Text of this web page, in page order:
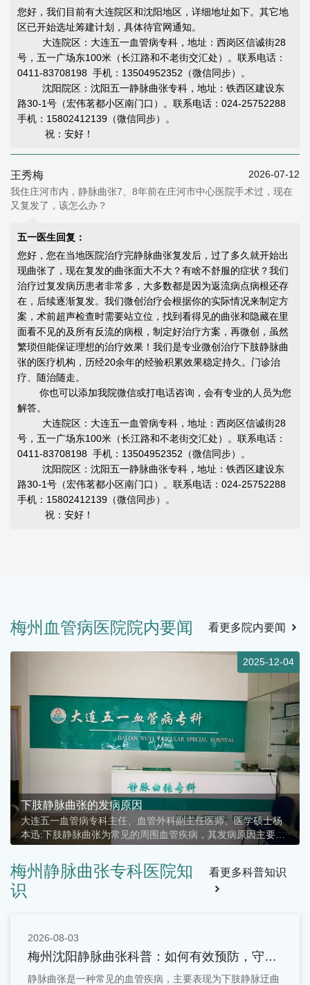
您好，我们目前有大连院区和沈阳地区，详细地址如下。其它地
区已开始选址筹建计划，具体待官网通知。
大连院区：大连五一血管病专科，地址：西岗区信诚街28
号，五一广场东100米（长江路和不老街交汇处）。联系电话：
0411-83708198 手机：13504952352（微信同步）。
沈阳院区：沈阳五一静脉曲张专科，地址：铁西区建设东
路30-1号（宏伟茗都小区南门口）。联系电话：024-25752288
手机：15802412139（微信同步）。
祝：安好！
王秀梅
2026-07-12
我住庄河市内，静脉曲张7、8年前在庄河市中心医院手术过，现在
又复发了，该怎么办？
五一医生回复：
您好，您在当地医院治疗完静脉曲张复发后，过了多久就开始出
现曲张了，现在复发的曲张面大不大？有啥不舒服的症状？我们
治疗过复发病历患者非常多，大多数都是因为返流病点病根还存
在，后续逐渐复发。我们微创治疗会根据你的实际情况来制定方
案，术前超声检查时需要站立位，找到看得见的曲张和隐藏在里
面看不见的及所有反流的病根，制定好治疗方案，再微创，虽然
繁琐但能保证理想的治疗效果 ！我们是专业微创治疗下肢静脉曲
张的医疗机构，历经20余年的经验积累效果稳定持久。门诊治
疗、随治随走。
你也可以添加我院微信或打电话咨询，会有专业的人员为您
解答。
大连院区：大连五一血管病专科，地址：西岗区信诚街28
号，五一广场东100米（长江路和不老街交汇处）。联系电话：
0411-83708198 手机：13504952352（微信同步）。
沈阳院区：沈阳五一静脉曲张专科，地址：铁西区建设东
路30-1号（宏伟茗都小区南门口）。联系电话：024-25752288
手机：15802412139（微信同步）。
祝：安好！
梅州血管病医院院内要闻 看更多院内要闻
2025-12-04
静脉曲张的发病原因
五一血管病专科主任、血管外科副主任医师、医学硕士杨
:下肢静脉曲张为常见的周围血管疾病，其发病原因主要分
下3类：⑴从事长时间站立及走动或高强度体力劳动及体育
的人群；⑵家族遗传因素，静脉壁及瓣膜薄弱所致；⑶妊
妇女
大工
🎉大工
育场
脉曲张
梅州静脉曲张专科医院知
识
看更多科普知识
2026-08-03
梅州沈阳静脉曲张科普：如何有效预防，守护
你的健康血管
静脉曲张是一种常见的血管疾病，主要表现为下肢静脉迂曲